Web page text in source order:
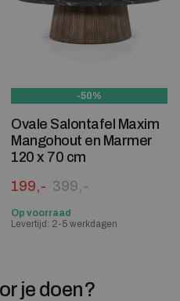
-50%
Ovale Salontafel Maxim
Mangohout en Marmer
120 x 70 cm
399,-
Oorspronkelijke prijs
199,-
Huidige prijs is: 199,-.
Op voorraad
Levertijd: 2-5 werkdagen
je doen?